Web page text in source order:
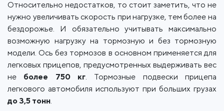
Относительно недостатков, то стоит заметить, что не
нужно увеличивать скорость при нагрузке, тем более на
бездорожье. И обязательно учитывать максимально
возможную нагрузку на тормозную и без тормозную
модели. Ось без тормозов в основном применяется для
легковых прицепов, предусмотренных выдерживать вес
не более 750 кг. Тормозные подвески прицепа
легкового автомобиля используют при больших грузах
до 3,5 тонн.